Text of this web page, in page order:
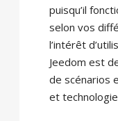
puisqu’il
selon vos
l’intérêt
Jeedom est
de scénarios
et